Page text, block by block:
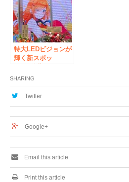
特大LEDビジョンが
輝く新スポッ
ャー”を世界へ発信
する「THE
AKIHABARA
SHARING
Twitter
Google+
Email this article
Print this article